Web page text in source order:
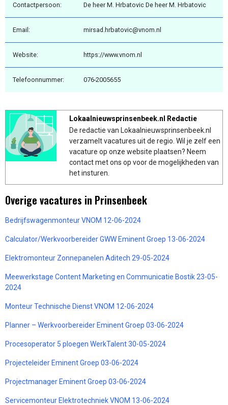
Contactpersoon: De heer M. Hrbatovic De heer M. Hrbatovic
Email: mirsad.hrbatovic@vnom.nl
Website: https://www.vnom.nl
Telefoonnummer: 076-2005655
Lokaalnieuwsprinsenbeek.nl Redactie
De redactie van Lokaalnieuwsprinsenbeek.nl
verzamelt vacatures uit de regio. Wil je zelf een
vacature op onze website plaatsen? Neem
contact met ons op voor de mogelijkheden van
het insturen.
Overige vacatures in Prinsenbeek
Bedrijfswagenmonteur VNOM 12-06-2024
Calculator/Werkvoorbereider GWW Eminent Groep 13-06-2024
Elektromonteur Zonnepanelen Aditech 29-05-2024
Meewerkstage Content Marketing en Communicatie Bostik 23-05-
2024
Monteur Technische Dienst VNOM 12-06-2024
Planner – Werkvoorbereider Eminent Groep 03-06-2024
Procesoperator 5 ploegen WerkTalent 30-05-2024
Projecteleider Eminent Groep 03-06-2024
Projectmanager Eminent Groep 03-06-2024
Servicemonteur Elektrotechniek VNOM 13-06-2024